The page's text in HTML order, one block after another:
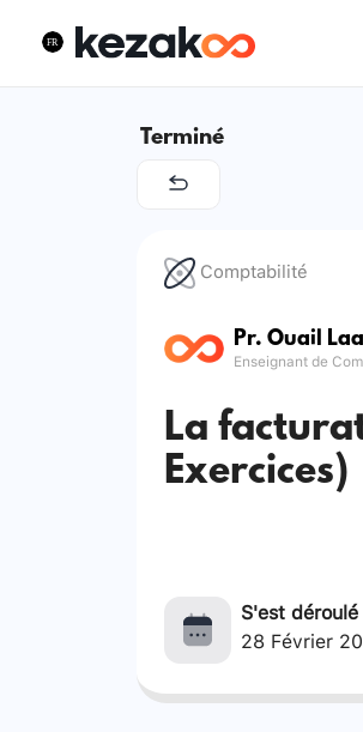
Terminé
Comptabilité
Pr. Ouail
Enseignant de
La
Exercices)
S'est
28 Février